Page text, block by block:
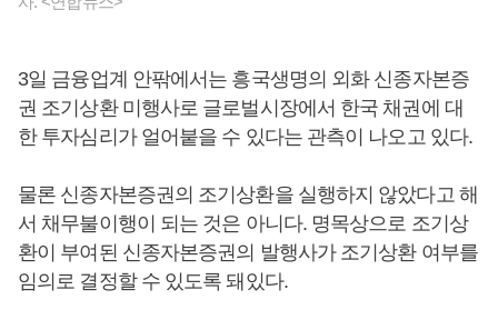
3일 금융업계 안팎에서는 흥국생명의 외화 신종자본증
권 조기상환 미행사로 글로벌시장에서 한국 채권에 대
한 투자심리가 얼어붙을 수 있다는 관측이 나오고 있다.
물론 신종자본증권의 조기상환을 실행하지 않았다고 해
서 채무불이행이 되는 것은 아니다. 명목상으로 조기상
환이 부여된 신종자본증권의 발행사가 조기상환 여부를
임의로 결정할 수 있도록 돼있다.